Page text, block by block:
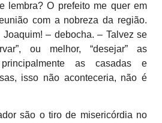
lembra? O prefeito me quer em
com a nobreza da região.
– debocha. – Talvez se
ou melhor, “desejar” as
as casadas e
isso não aconteceria, não é
são o tiro de misericórdia no